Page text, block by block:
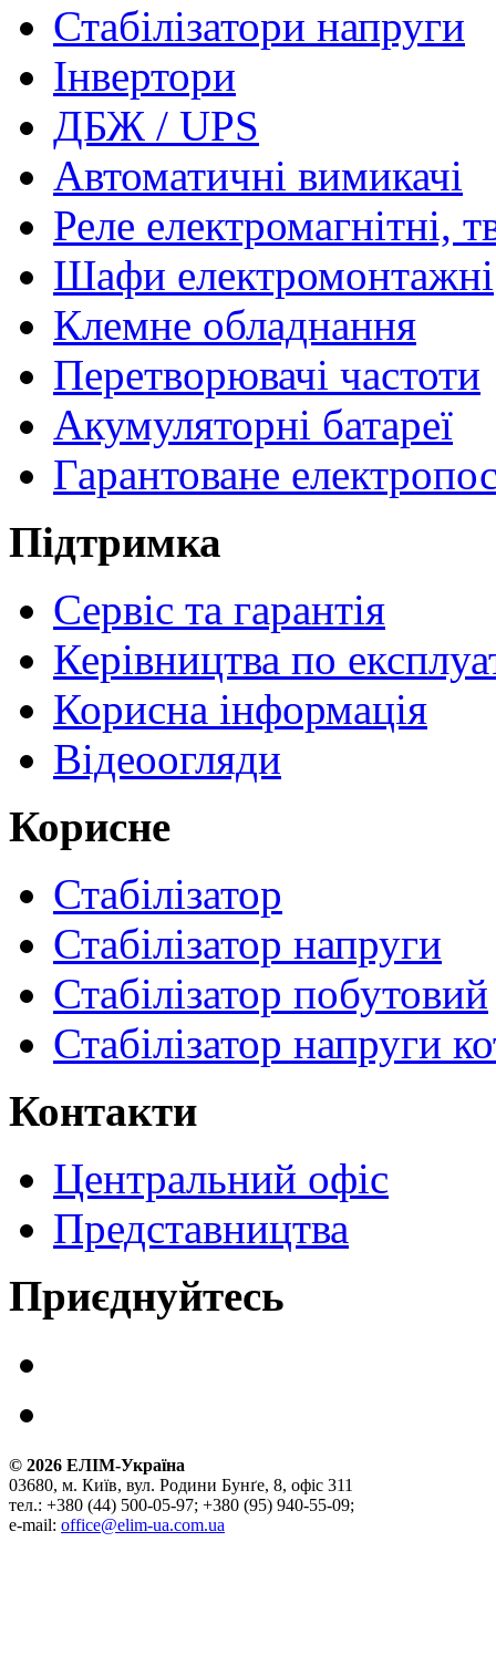
Стабілізатори напруги
Інвертори
ДБЖ / UPS
Автоматичні вимикачі
Реле електромагнітні,
Шафи електромонтажні
Клемне обладнання
Перетворювачі частоти
Акумуляторні батареї
Гарантоване
Підтримка
Сервіс та гарантія
Керівництва по
Корисна інформація
Відеоогляди
Корисне
Стабілізатор
Стабілізатор напруги
Стабілізатор побутовий
Стабілізатор напруги
Контакти
Центральний офіс
Представництва
Приєднуйтесь
© 2026 ЕЛІМ-Україна
03680, м. Київ, вул. Родини Бунґе, 8, офіс 311
тел.: +380 (44) 500-05-97; +380 (95) 940-55-09;
e-mail: office@elim-ua.com.ua